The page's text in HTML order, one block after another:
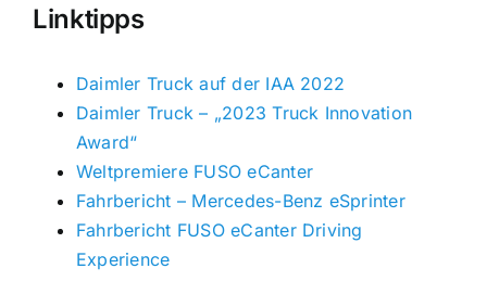
Linktipps
Daimler Truck auf der IAA 2022
Daimler Truck – „2023 Truck Innovation
Award“
Weltpremiere FUSO eCanter
Fahrbericht – Mercedes-Benz eSprinter
Fahrbericht FUSO eCanter Driving
Experience